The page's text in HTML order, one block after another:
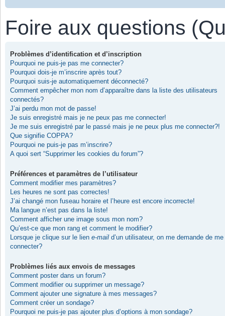
Foire aux questions
Problèmes d’identification et d’inscription
Pourquoi ne puis-je pas me connecter?
Pourquoi dois-je m’inscrire après tout?
Pourquoi suis-je automatiquement déconnecté?
Comment empêcher mon nom d’apparaître dans la liste des utilisateurs
connectés?
J’ai perdu mon mot de passe!
Je suis enregistré mais je ne peux pas me connecter!
Je me suis enregistré par le passé mais je ne peux plus me connecter?!
Que signifie COPPA?
Pourquoi ne puis-je pas m’inscrire?
A quoi sert “Supprimer les cookies du forum”?
Préférences et paramètres de l’utilisateur
Comment modifier mes paramètres?
Les heures ne sont pas correctes!
J’ai changé mon fuseau horaire et l’heure est encore incorrecte!
Ma langue n’est pas dans la liste!
Comment afficher une image sous mon nom?
Qu’est-ce que mon rang et comment le modifier?
Lorsque je clique sur le lien e-mail d’un utilisateur, on me demande de me
connecter?
Problèmes liés aux envois de messages
Comment poster dans un forum?
Comment modifier ou supprimer un message?
Comment ajouter une signature à mes messages?
Comment créer un sondage?
Pourquoi ne puis-je pas ajouter plus d’options à mon sondage?